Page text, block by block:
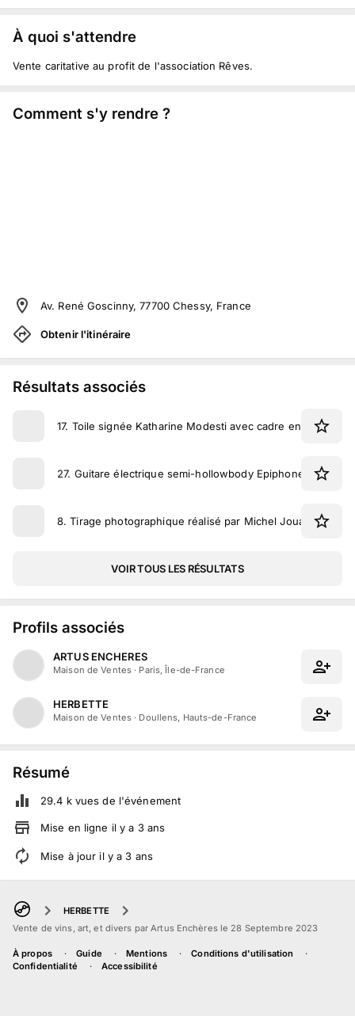
À quoi s'attendre
Vente caritative au profit de l'association Rêves.
Comment s'y rendre ?
Av. René Goscinny, 77700 Chessy, France
Obtenir l'itinéraire
Résultats associés
17. Toile signée Katharine Modesti avec cadre en bois clair
27. Guitare électrique semi-hollowbody Epiphone produite
8.Tirage photographique réalisé par Michel Jouary dan
VOIR TOUS LES RÉSULTATS
Profils associés
ARTUS ENCHERES
Maison de Ventes · Paris, Île-de-France
HERBETTE
Maison de Ventes · Doullens, Hauts-de-France
Résumé
29.4 kvues de l'événement
Mise en ligne il y a 3 ans
Mise à jour il y a 3 ans
HERBETTE
Vente de vins, art, et divers par Artus Enchères le 28 Septembre 2023
À propos Guide Mentions
Conditions d'utilisation
Confidentialité
Accessibilité